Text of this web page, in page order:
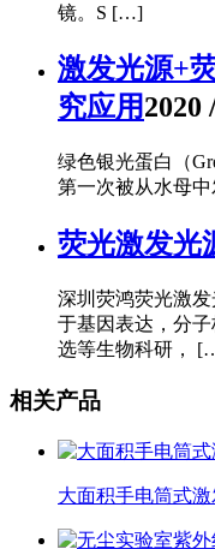
镜。S […]
激发光源+
究应用2020
绿色银光蛋白（
第一次被从水母
荧光激发光
深圳荧鸿荧光激
于基因表达，分
选等生物科研，
相关产品
大面积手电筒式